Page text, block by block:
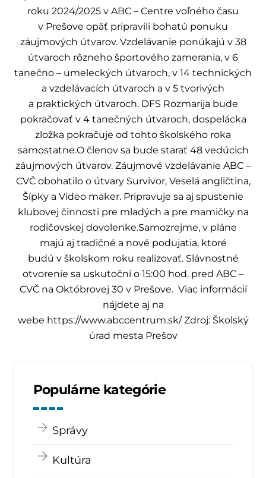
roku 2024/2025 v ABC – Centre voľného času
v Prešove opäť pripravili bohatú ponuku
záujmových útvarov. Vzdelávanie ponúkajú v 38
útvaroch rôzneho športového zamerania, v 6
tanečno – umeleckých útvaroch, v 14 technických
a vzdelávacích útvaroch a v 5 tvorivých
a praktických útvaroch. DFS Rozmarija bude
pokračovať v 4 tanečných útvaroch, dospelácka
zložka pokračuje od tohto školského roka
samostatne.O členov sa bude starať 48 vedúcich
záujmových útvarov. Záujmové vzdelávanie ABC –
CVČ obohatilo o útvary Survivor, Veselá angličtina,
Šípky a Video maker. Pripravuje sa aj spustenie
klubovej činnosti pre mladých a pre mamičky na
rodičovskej dovolenke.Samozrejme, v pláne
majú aj tradičné a nové podujatia, ktoré
budú v školskom roku realizovať. Slávnostné
otvorenie sa uskutoční o 15:00 hod. pred ABC –
CVČ na Októbrovej 30 v Prešove. Viac informácií
nájdete aj na
webe https://www.abccentrum.sk/ Zdroj: Školský
úrad mesta Prešov
Populárne kategórie
Správy
Kultúra